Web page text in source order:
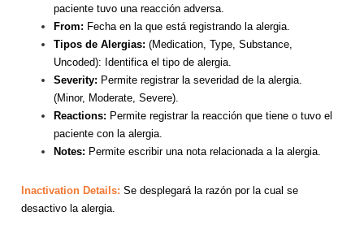
paciente tuvo una reacción adversa.
From: Fecha en la que está registrando la alergia.
Tipos de Alergias: (Medication, Type, Substance,
Uncoded): Identifica el tipo de alergia.
Severity: Permite registrar la severidad de la alergia.
(Minor, Moderate, Severe).
Reactions: Permite registrar la reacción que tiene o tuvo el
paciente con la alergia.
Notes: Permite escribir una nota relacionada a la alergia.
Inactivation Details: Se desplegará la razón por la cual se
desactivo la alergia.